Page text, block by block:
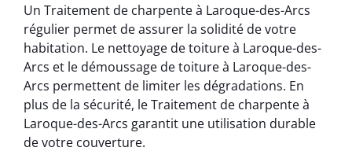
Un Traitement de charpente à Laroque-des-Arcs
régulier permet de assurer la solidité de votre
habitation. Le nettoyage de toiture à Laroque-des-
Arcs et le démoussage de toiture à Laroque-des-
Arcs permettent de limiter les dégradations. En
plus de la sécurité, le Traitement de charpente à
Laroque-des-Arcs garantit une utilisation durable
de votre couverture.